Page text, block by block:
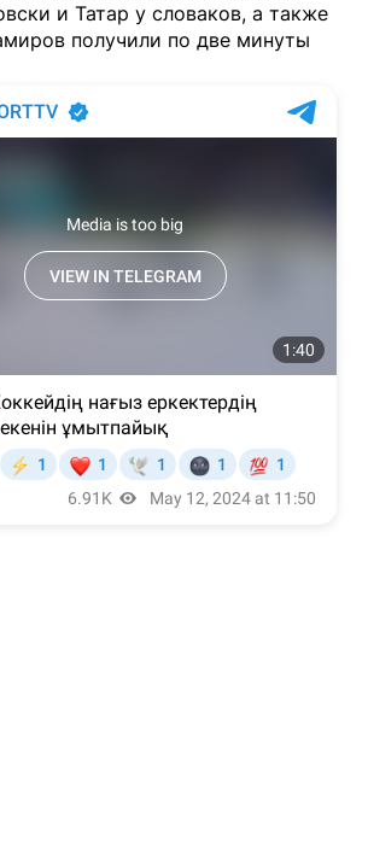
и Татар у словаков, а также
получили по две минуты